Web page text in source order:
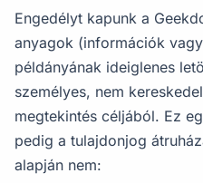
Engedélyt kapunk a
anyagok (információk
példányának ideiglenes
személyes, nem
megtekintés céljából. Ez
pedig a tulajdonjog
alapján nem: